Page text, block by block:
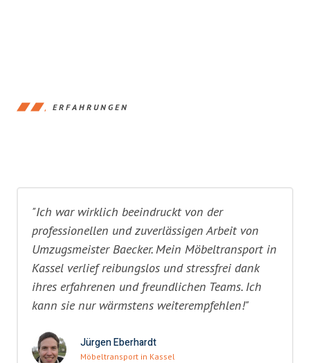
ERFAHRUNGEN
"Ich war wirklich beeindruckt von der
professionellen und zuverlässigen Arbeit von
Umzugsmeister Baecker. Mein Möbeltransport in
Kassel verlief reibungslos und stressfrei dank
ihres erfahrenen und freundlichen Teams. Ich
kann sie nur wärmstens weiterempfehlen!"
Jürgen Eberhardt
Möbeltransport in Kassel